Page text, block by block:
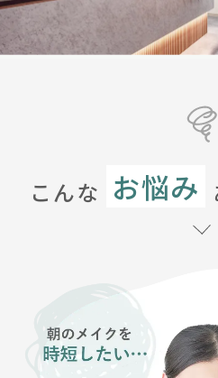
こんな お悩み